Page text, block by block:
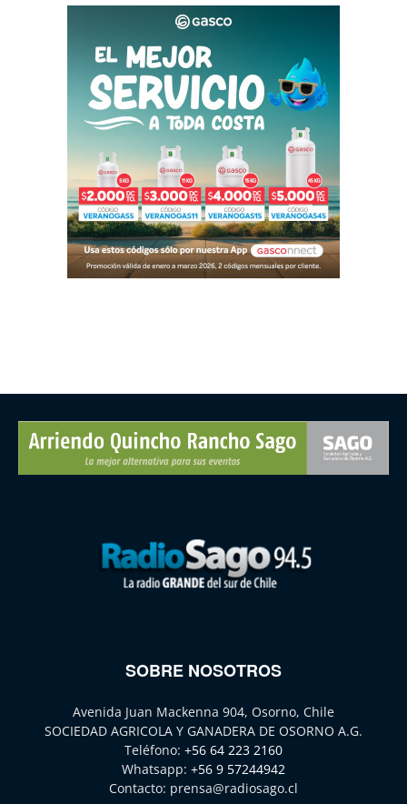
SOBRE NOSOTROS
Avenida Juan Mackenna 904, Osorno, Chile
SOCIEDAD AGRICOLA Y GANADERA DE OSORNO A.G.
Teléfono: +56 64 223 2160
Whatsapp: +56 9 57244942
Contacto: prensa@radiosago.cl